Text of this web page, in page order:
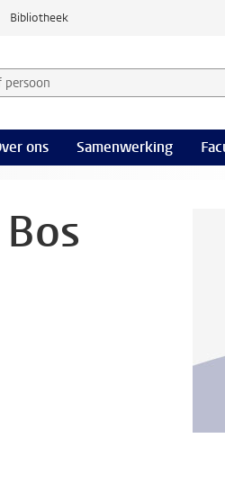
Bibliotheek
of persoon en selecteer
ons Samenwerking